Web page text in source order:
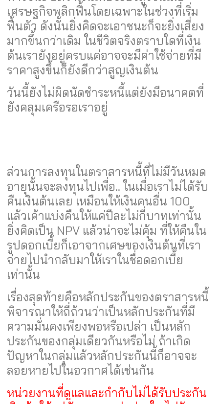
เศรษฐกิจพลิกฟื้นโดยเฉพาะในช่วงที่เริ่ม
ฟื้นตัว ดังนั้นยิ่งคิดจะเอาชนะก็จะยิ่งเสี่ยง
มากขึ้นกว่าเดิม ในชีวิตจริงตราบใดที่เงิน
ต้นเรายังอยู่ครบแค่อาจจะมีค่าใช้จ่ายที่มี
ราคาสูงขึ้นก็ยังดีกว่าสูญเงินต้น
วันนี้ยังไม่ผิดนัดชำระหนี้แต่ยังมีอนาคตที่
ยังคลุมเครือรอเราอยู่
ส่วนการลงทุนในตราสารหนี้ที่ไม่มีวันหมด
อายุนั้นจะลงทุนไปเพื่อ.. ในเมื่อเราไม่ได้รับ
คืนเงินต้นเลย เหมือนให้เงินคนอื่น 100
แล้วเค้าแบ่งคืนให้แค่ปีละไม่กี่บาทเท่านั้น
ยิ่งคิดเป็น NPV แล้วน่าจะไม่คุ้ม ที่ให้คืนใน
รูปดอกเบี้ยก็เอาจากเศษของเงินต้นที่เรา
จ่ายไปนำกลับมาให้เราในชื่อดอกเบี้ย
เท่านั้น
เรื่องสุดท้ายคือหลักประกันของตราสารหนี้
พิจารณาให้ถี่ถ้วนว่าเป็นหลักประกันที่มี
ความมั่นคงเพียงพอหรือเปล่า เป็นหลัก
ประกันของกลุ่มเดียวกันหรือไม่ ถ้าเกิด
ปัญหาในกลุ่มแล้วหลักประกันนี้ก็อาจจะ
ลอยหายไปในอวกาศได้เช่นกัน
หน่วยงานที่ดูแลและกำกับไม่ได้รับประกัน